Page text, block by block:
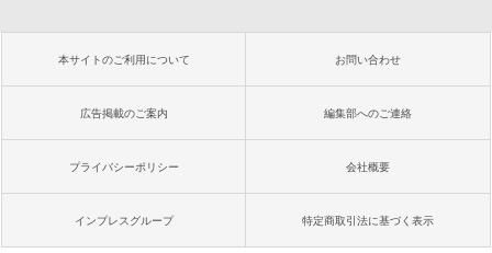
本サイトのご利用について お問い合わせ
広告掲載のご案内 編集部へのご連絡
プライバシーポリシー 会社概要
インプレスグループ 特定商取引法に基づく表示